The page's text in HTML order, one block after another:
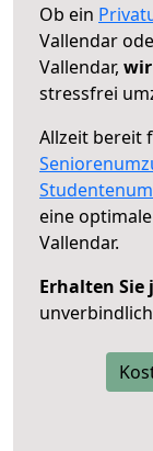
Ob ein
Vallendar
Vallendar,
stressfrei
Allzeit bereit
eine optimale
Vallendar.
Erhalten Sie